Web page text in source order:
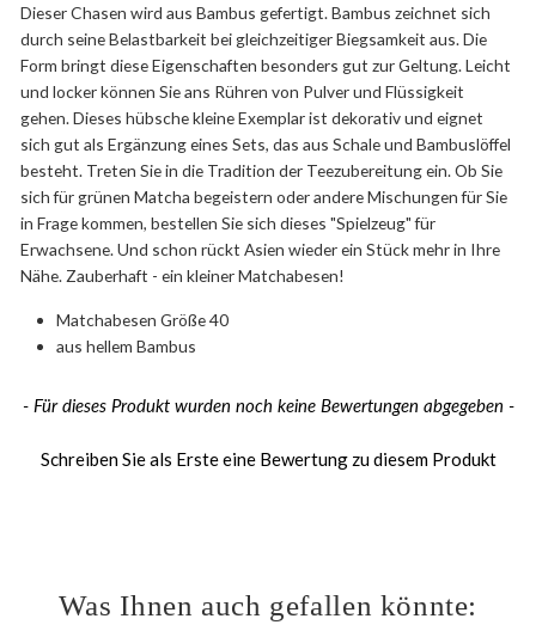
Dieser Chasen wird aus Bambus gefertigt. Bambus zeichnet sich
durch seine Belastbarkeit bei gleichzeitiger Biegsamkeit aus. Die
Form bringt diese Eigenschaften besonders gut zur Geltung. Leicht
und locker können Sie ans Rühren von Pulver und Flüssigkeit
gehen. Dieses hübsche kleine Exemplar ist dekorativ und eignet
sich gut als Ergänzung eines Sets, das aus Schale und Bambuslöffel
besteht. Treten Sie in die Tradition der Teezubereitung ein. Ob Sie
sich für grünen Matcha begeistern oder andere Mischungen für Sie
in Frage kommen, bestellen Sie sich dieses "Spielzeug" für
Erwachsene. Und schon rückt Asien wieder ein Stück mehr in Ihre
Nähe. Zauberhaft - ein kleiner Matchabesen!
Matchabesen Größe 40
aus hellem Bambus
- Für dieses Produkt wurden noch keine Bewertungen abgegeben -
Schreiben Sie als Erste eine Bewertung zu diesem Produkt
New content loaded
Was Ihnen auch gefallen könnte: